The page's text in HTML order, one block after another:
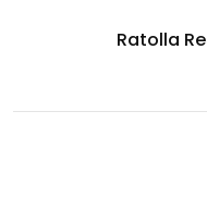
Ratolla